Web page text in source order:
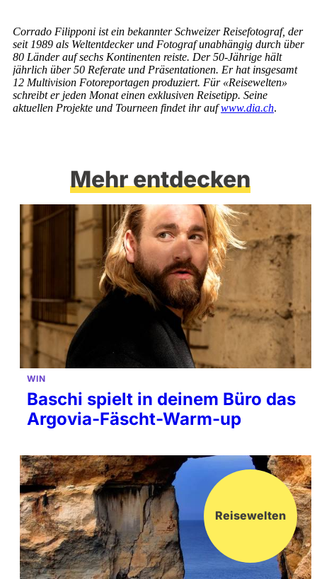
Corrado Filipponi ist ein bekannter Schweizer Reisefotograf, der
seit 1989 als Weltentdecker und Fotograf unabhängig durch über
80 Länder auf sechs Kontinenten reiste. Der 50-Jährige hält
jährlich über 50 Referate und Präsentationen. Er hat insgesamt
12 Multivision Fotoreportagen produziert. Für «Reisewelten»
schreibt er jeden Monat einen exklusiven Reisetipp. Seine
aktuellen Projekte und Tourneen findet ihr aufwww.dia.ch.
Mehr entdecken
WIN
Baschi spielt in deinem Büro das
Argovia-Fäscht-Warm-up
Reisewelten